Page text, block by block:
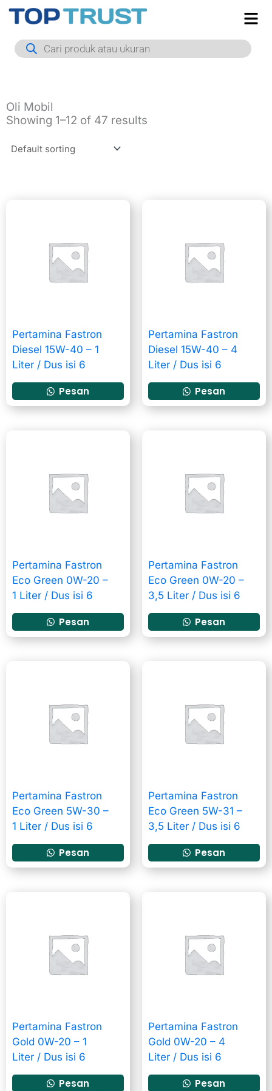
Skip
contentProducts
search
Oli Mobil
Showing 1–12 of 47 results
Pertamina Fastron
Diesel 15W-40 – 1
Liter / Dus isi 6
Pesan
Pertamina Fastron
Diesel 15W-40 – 4
Liter / Dus isi 6
Pesan
Pertamina Fastron
Eco Green 0W-20 –
1 Liter / Dus isi 6
Pesan
Pertamina Fastron
Eco Green 0W-20 –
3,5 Liter / Dus isi 6
Pesan
Pertamina Fastron
Eco Green 5W-30 –
1 Liter / Dus isi 6
Pesan
Pertamina Fastron
Eco Green 5W-31 –
3,5 Liter / Dus isi 6
Pesan
Pertamina Fastron
Gold 0W-20 – 1
Liter / Dus isi 6
Pesan
Pertamina Fastron
Gold 0W-20 – 4
Liter / Dus isi 6
Pesan